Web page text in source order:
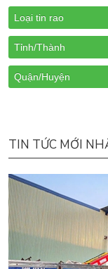
TIN TỨC MỚI